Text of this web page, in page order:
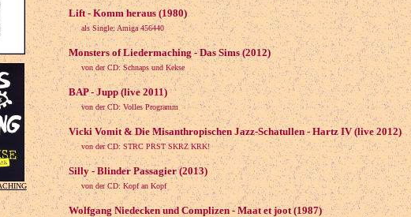
Lift - Komm heraus (1980)
als Single: Amiga 456440
Monsters of Liedermaching - Das Sims (2012)
von der CD: Schnaps und Kekse
BAP - Jupp (live 2011)
von der CD: Volles Programm
Vicki Vomit & Die Misanthropischen Jazz-Schatullen - Hartz IV (live 2012)
von der CD: STRC PRST SKRZ KRK!
Silly - Blinder Passagier (2013)
von der CD: Kopf an Kopf
Wolfgang Niedecken und Complizen - Maat et joot (1987)